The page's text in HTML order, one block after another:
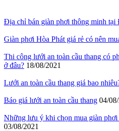
Địa chỉ bán giàn phơi thông minh tại
Giàn phơi Hòa Phát giá rẻ có nên
Thi công lưới an toàn cầu thang có
ở đâu? 18/08/2021
Lưới an toàn cầu thang giá bao
Báo giá lưới an toàn cầu thang 04/
Những lưu ý khi chọn mua giàn phơi
03/08/2021